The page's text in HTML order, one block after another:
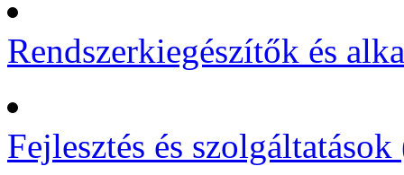
Rendszerkiegészítők és
Fejlesztés és